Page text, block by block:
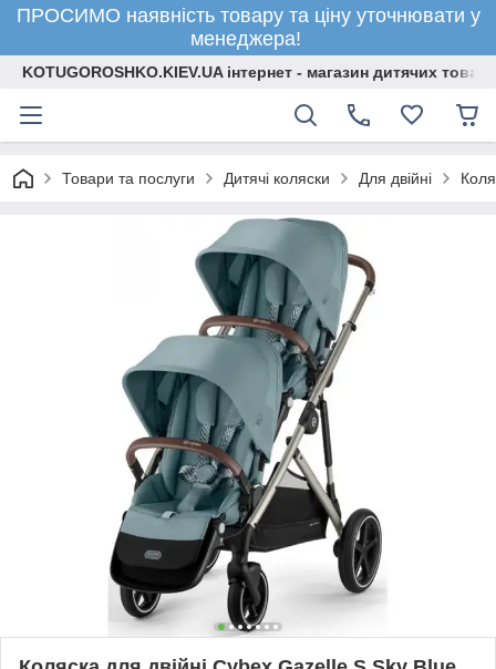
ПРОСИМО наявність товару та ціну уточнювати у
менеджера!
KOTUGOROSHKO.KIEV.UA інтернет - магазин дитячих
Товари та послуги Дитячі коляски Для двійні